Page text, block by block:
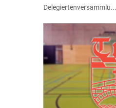
Delegiertenversammlu...